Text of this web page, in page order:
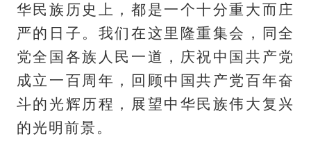
华民族历史上，都是一个十分重大而庄
严的日子。我们在这里隆重集会，同全
党全国各族人民一道，庆祝中国共产党
成立一百周年，回顾中国共产党百年奋
斗的光辉历程，展望中华民族伟大复兴
的光明前景。